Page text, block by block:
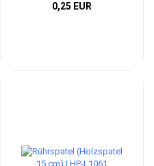
0,25 EUR